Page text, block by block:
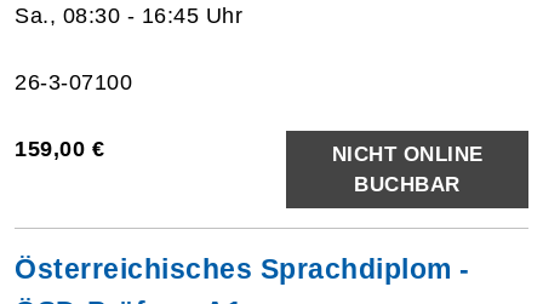
Sa., 08:30 - 16:45 Uhr
26-3-07100
159,00 €
NICHT ONLINE
BUCHBAR
Österreichisches Sprachdiplom -